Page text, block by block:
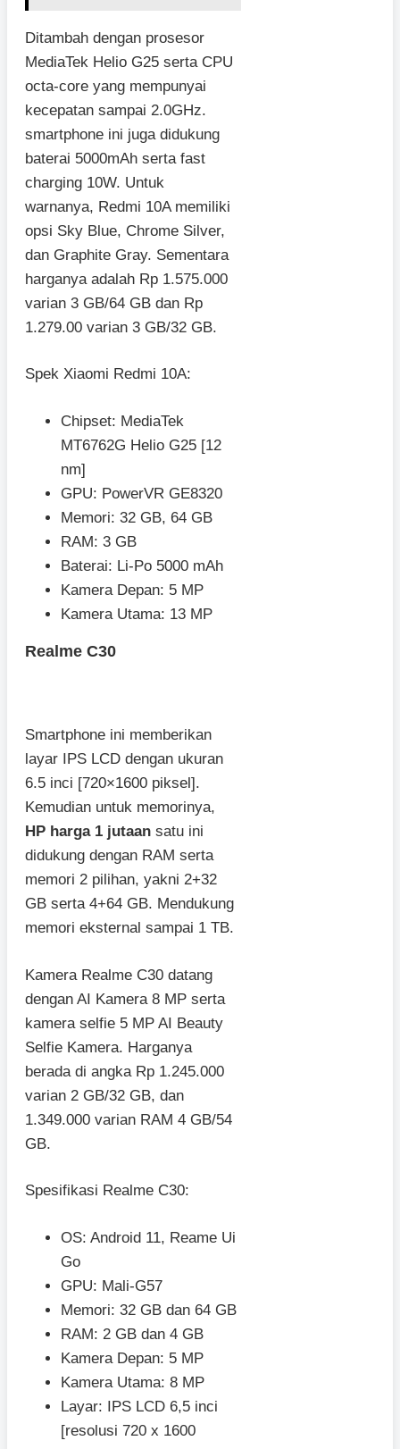
Ditambah dengan prosesor
MediaTek Helio G25 serta CPU
octa-core yang mempunyai
kecepatan sampai 2.0GHz.
smartphone ini juga didukung
baterai 5000mAh serta fast
charging 10W. Untuk
warnanya, Redmi 10A memiliki
opsi Sky Blue, Chrome Silver,
dan Graphite Gray. Sementara
harganya adalah Rp 1.575.000
varian 3 GB/64 GB dan Rp
1.279.00 varian 3 GB/32 GB.
Spek Xiaomi Redmi 10A:
Chipset: MediaTek
MT6762G Helio G25 [12
nm]
GPU: PowerVR GE8320
Memori: 32 GB, 64 GB
RAM: 3 GB
Baterai: Li-Po 5000 mAh
Kamera Depan: 5 MP
Kamera Utama: 13 MP
Realme C30
Smartphone ini memberikan
layar IPS LCD dengan ukuran
6.5 inci [720×1600 piksel].
Kemudian untuk memorinya,
HP harga 1 jutaan satu ini
didukung dengan RAM serta
memori 2 pilihan, yakni 2+32
GB serta 4+64 GB. Mendukung
memori eksternal sampai 1 TB.
Kamera Realme C30 datang
dengan AI Kamera 8 MP serta
kamera selfie 5 MP AI Beauty
Selfie Kamera. Harganya
berada di angka Rp 1.245.000
varian 2 GB/32 GB, dan
1.349.000 varian RAM 4 GB/54
GB.
Spesifikasi Realme C30:
OS: Android 11, Reame Ui
Go
GPU: Mali-G57
Memori: 32 GB dan 64 GB
RAM: 2 GB dan 4 GB
Kamera Depan: 5 MP
Kamera Utama: 8 MP
Layar: IPS LCD 6,5 inci
[resolusi 720 x 1600